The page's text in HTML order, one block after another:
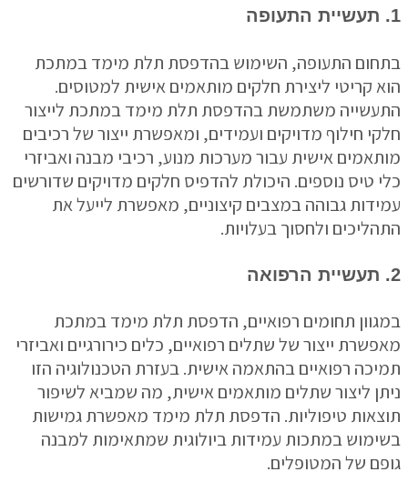
התעופה, השימוש בהדפסת תלת מימד במתכת
קריטי ליצירת חלקים מותאמים אישית למטוסים.
משתמשת בהדפסת תלת מימד במתכת לייצור
חילוף מדויקים ועמידים, ומאפשרת ייצור של רכיבים
אישית עבור מערכות מנוע, רכיבי מבנה ואביזרי
טיס נוספים. היכולת להדפיס חלקים מדויקים שדורשים
גבוהה במצבים קיצוניים, מאפשרת לייעל את
ולחסוך בעלויות.
תחומים רפואיים, הדפסת תלת מימד במתכת
ייצור של שתלים רפואיים, כלים כירורגיים ואביזרי
רפואיים בהתאמה אישית. בעזרת הטכנולוגיה הזו
ליצור שתלים מותאמים אישית, מה שמביא לשיפור
טיפוליות. הדפסת תלת מימד מאפשרת גמישות
במתכות עמידות ביולוגית שמתאימות למבנה
של המטופלים.